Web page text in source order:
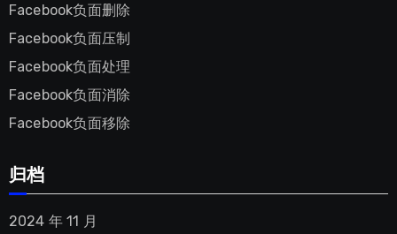
Facebook负面删除
Facebook负面压制
Facebook负面处理
Facebook负面消除
Facebook负面移除
归档
2024 年 11 月